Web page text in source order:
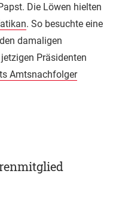
Die Löwen hielten
. So besuchte eine
damaligen
Präsidenten
Amtsnachfolger